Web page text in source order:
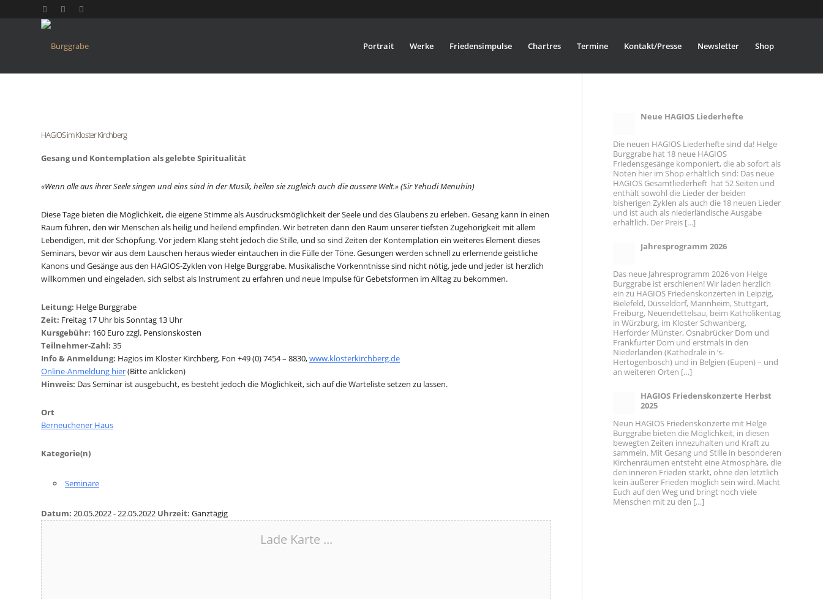
Portrait Werke Friedensimpulse Chartres Termine Kontakt/Presse Newsletter Shop
HAGIOS im Kloster Kirchberg
Gesang und Kontemplation als gelebte Spiritualität
«Wenn alle aus ihrer Seele singen und eins sind in der Musik, heilen sie zugleich auch die äussere Welt.» (Sir Yehudi Menuhin)
Diese Tage bieten die Möglichkeit, die eigene Stimme als Ausdrucksmöglichkeit der Seele und des Glaubens zu erleben. Gesang kann in einen
Raum führen, den wir Menschen als heilig und heilend empfinden. Wir betreten dann den Raum unserer tiefsten Zugehörigkeit mit allem
Lebendigen, mit der Schöpfung. Vor jedem Klang steht jedoch die Stille, und so sind Zeiten der Kontemplation ein weiteres Element dieses
Seminars, bevor wir aus dem Lauschen heraus wieder eintauchen in die Fülle der Töne. Gesungen werden schnell zu erlernende geistliche
Kanons und Gesänge aus den HAGIOS-Zyklen von Helge Burggrabe. Musikalische Vorkenntnisse sind nicht nötig, jede und jeder ist herzlich
willkommen und eingeladen, sich selbst als Instrument zu erfahren und neue Impulse für Gebetsformen im Alltag zu bekommen.
Leitung: Helge Burggrabe
Zeit: Freitag 17 Uhr bis Sonntag 13 Uhr
Kursgebühr: 160 Euro zzgl. Pensionskosten
Teilnehmer-Zahl: 35
Info & Anmeldung: Hagios im Kloster Kirchberg, Fon +49 (0) 7454 – 8830,www.klosterkirchberg.de
Online-Anmeldung hier(Bitte anklicken)
Hinweis: Das Seminar ist ausgebucht, es besteht jedoch die Möglichkeit, sich auf die Warteliste setzen zu lassen.
Ort
Berneuchener Haus
Kategorie(n)
Seminare
Datum: 20.05.2022 - 22.05.2022 Uhrzeit: Ganztägig
Lade Karte ...
Neue HAGIOS Liederhefte
Die neuen HAGIOS Liederhefte sind da! Helge
Burggrabe hat 18 neue HAGIOS
Friedensgesänge komponiert, die ab sofort als
Noten hier im Shop erhältlich sind: Das neue
HAGIOS Gesamtliederheft hat 52 Seiten und
enthält sowohl die Lieder der beiden
bisherigen Zyklen als auch die 18 neuen Lieder
und ist auch als niederländische Ausgabe
erhältlich. Der Preis […]
Jahresprogramm 2026
Das neue Jahresprogramm 2026 von Helge
Burggrabe ist erschienen! Wir laden herzlich
ein zu HAGIOS Friedenskonzerten in Leipzig,
Bielefeld, Düsseldorf, Mannheim, Stuttgart,
Freiburg, Neuendettelsau, beim Katholikentag
in Würzburg, im Kloster Schwanberg,
Herforder Münster, Osnabrücker Dom und
Frankfurter Dom und erstmals in den
Niederlanden (Kathedrale in ’s-
Hertogenbosch) und in Belgien (Eupen) – und
an weiteren Orten […]
HAGIOS Friedenskonzerte Herbst
2025
Neun HAGIOS Friedenskonzerte mit Helge
Burggrabe bieten die Möglichkeit, in diesen
bewegten Zeiten innezuhalten und Kraft zu
sammeln. Mit Gesang und Stille in besonderen
Kirchenräumen entsteht eine Atmosphäre, die
den inneren Frieden stärkt, ohne den letztlich
kein äußerer Frieden möglich sein wird. Macht
Euch auf den Weg und bringt noch viele
Menschen mit zu den […]